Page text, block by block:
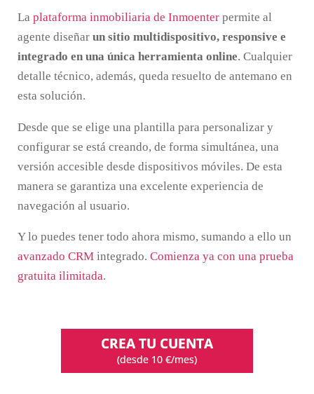
La plataforma inmobiliaria de Inmoenter permite al
agente diseñar un sitio multidispositivo, responsive e
integrado en una única herramienta online. Cualquier
detalle técnico, además, queda resuelto de antemano en
esta solución.
Desde que se elige una plantilla para personalizar y
configurar se está creando, de forma simultánea, una
versión accesible desde dispositivos móviles. De esta
manera se garantiza una excelente experiencia de
navegación al usuario.
Y lo puedes tener todo ahora mismo, sumando a ello un
avanzado CRM integrado. Comienza ya con una prueba
gratuita ilimitada.